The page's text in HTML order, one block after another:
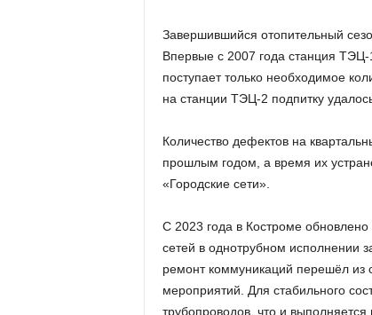
Завершившийся отопительный
Впервые с 2007 года станция
поступает только необходимое
на станции ТЭЦ-2 подпитку
Количество дефектов на
прошлым годом, а время их
«Городские сети».
С 2023 года в Костроме
сетей в однотрубном исполнении
ремонт коммуникаций перешёл из
мероприятий. Для стабильного
трубопроводов, что и